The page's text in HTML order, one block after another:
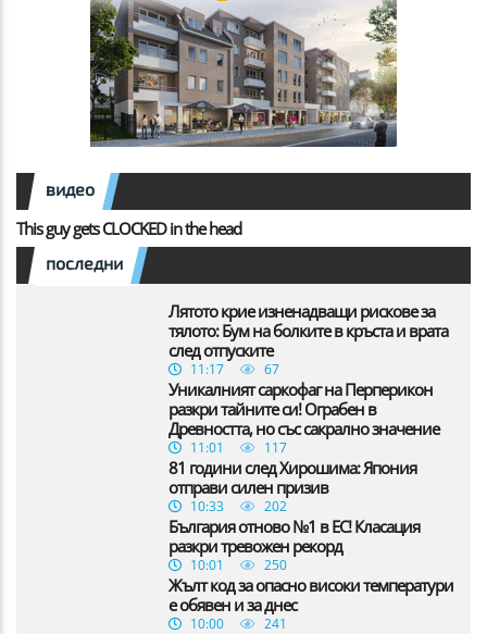
видео
This guy gets CLOCKED in the head
последни
Лятото крие изненадващи рискове за
тялото: Бум на болките в кръста и врата
след отпуските
11:17 67
Уникалният саркофаг на Перперикон
разкри тайните си! Ограбен в
Древността, но със сакрално значение
11:01 117
81 години след Хирошима: Япония
отправи силен призив
10:33 202
България отново №1 в ЕС! Класация
разкри тревожен рекорд
10:01 250
Жълт код за опасно високи температури
е обявен и за днес
10:00 241